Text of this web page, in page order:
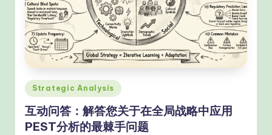
Posted
in
Strategic Analysis
互动问答：解答您关于在全局战略中应用
PEST分析的最棘手问题